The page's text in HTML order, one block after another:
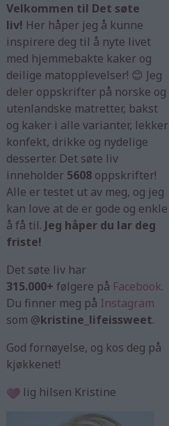
Velkommen til Det søte
liv! Her håper jeg å kunne
inspirere deg til å nyte livet
med hjemmebakte kaker og
deilige matopplevelser! 😊 Jeg
deler oppskrifter på norske og
utenlandske matretter, bakst
og kaker i alle varianter, lekker
konfekt, drikke og nydelige
desserter. Det søte liv
inneholder 5608 oppskrifter!
Alle er testet ut av meg, og jeg
kan love at de er gode og enkle
å få til. Jeg håper du lar deg
friste!
Det søte liv har
315.000+ følgere på Facebook.
Du finner meg på Instagram
som @kristine_lifeissweet.
God fornøyelse, og kos deg på
kjøkkenet!
lig hilsen Kristine